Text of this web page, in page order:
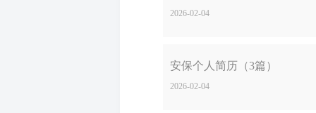
2026-02-04
安保个人简历（3篇）
2026-02-04